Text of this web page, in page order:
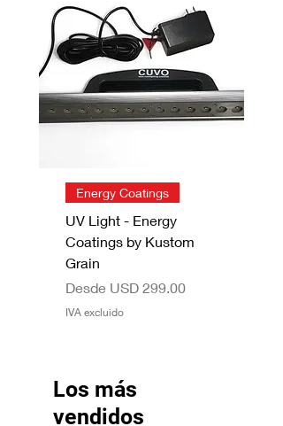
Energy Coatings
UV Light - Energy
Coatings by Kustom
Grain
Desde USD 299.00
Precio de oferta
IVA excluido
Los más
vendidos